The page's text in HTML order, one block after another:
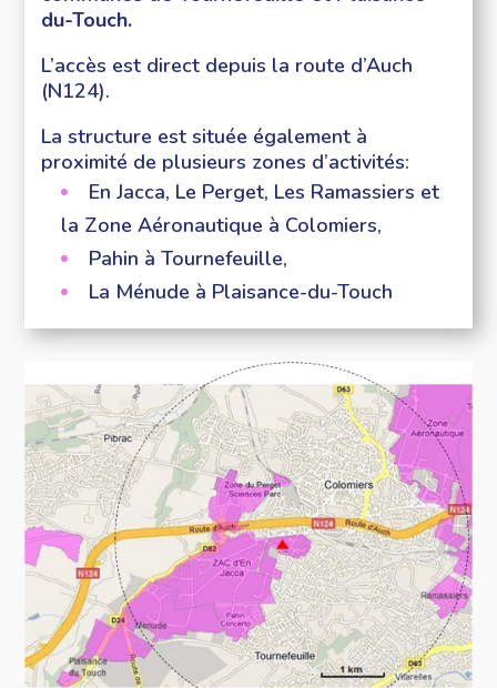
du-Touch.
L’accès est direct depuis la route d’Auch
(N124).
La structure est située également à
proximité de plusieurs zones d’activités:
En Jacca, Le Perget, Les Ramassiers et
la Zone Aéronautique à Colomiers,
Pahin à Tournefeuille,
La Ménude à Plaisance-du-Touch